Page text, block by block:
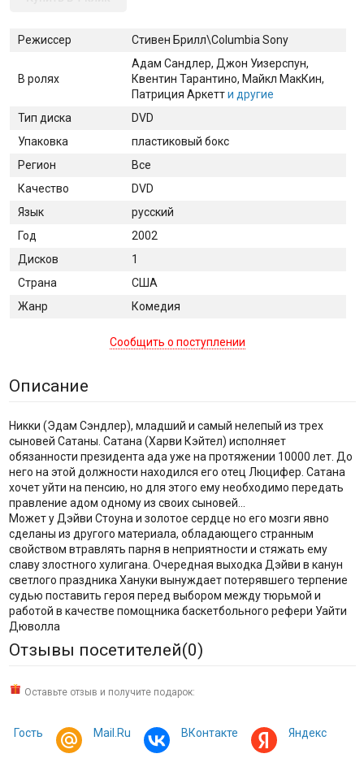
Режиссер Стивен Брилл\Columbia Sony
В ролях
Адам Сандлер, Джон Уизерспун,
Квентин Тарантино, Майкл МакКин,
Патриция Аркетти другие
Тип диска
DVD
Упаковка
пластиковый бокс
Регион
Все
Качество
DVD
Язык
русский
Год
2002
Дисков
1
Страна
США
Жанр
Комедия
Сообщить о поступлении
Описание
Никки (Эдам Сэндлер), младший и самый нелепый из трех
сыновей Сатаны. Сатана (Харви Кэйтел) исполняет
обязанности президента ада уже на протяжении 10000 лет. До
него на этой должности находился его отец Люцифер. Сатана
хочет уйти на пенсию, но для этого ему необходимо передать
правление адом одному из своих сыновей...
Может у Дэйви Стоуна и золотое сердце но его мозги явно
сделаны из другого материала, обладающего странным
свойством втравлять парня в неприятности и стяжать ему
славу злостного хулигана. Очередная выходка Дэйви в канун
светлого праздника Хануки вынуждает потерявшего терпение
судью поставить героя перед выбором между тюрьмой и
работой в качестве помощника баскетбольного рефери Уайти
Дюволла
Отзывы посетителей(0)
Оставьте отзыв и получите подарок:
Гость Mail.Ru ВКонтакте Яндекс